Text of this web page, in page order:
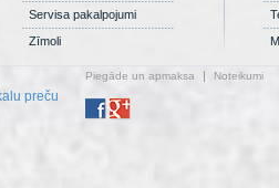
Servisa pakalpojumi
Zīmoli
Piegāde un apmaksa Noteikumi